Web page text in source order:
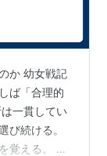
か 幼女戦記
ば「合理的
一貫してい
び続ける。
覚える。 そ